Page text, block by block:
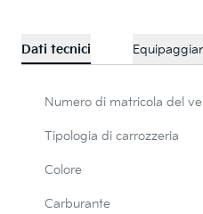
Dati tecnici
Numero di matricola del
Tipologia di carrozzeria
Colore
Carburante